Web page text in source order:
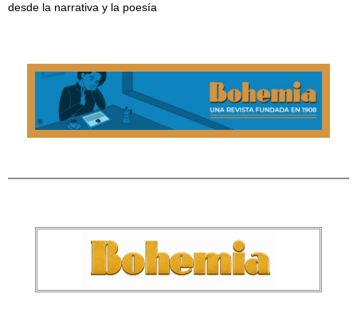
desde la narrativa y la poesía